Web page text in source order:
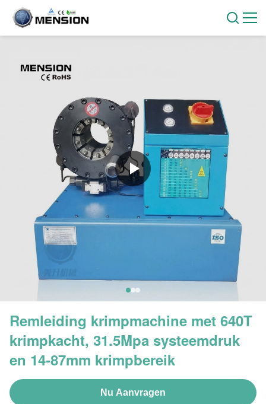
Remleiding krimpmachine met 640T
krimpkacht, 31.5Mpa systeemdruk
en 14-87mm krimpbereik
Nu Aanvragen